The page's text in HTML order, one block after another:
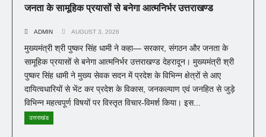
जनता के सामूहिक प्रयासों से बनेगा आत्मनिर्भर उत्तराखण्ड
ADMIN AUGUST 3, 2026
मुख्यमंत्री श्री पुष्कर सिंह धामी ने कहा— सरकार, संगठन और जनता के
सामूहिक प्रयासों से बनेगा आत्मनिर्भर उत्तराखण्ड देहरादून। मुख्यमंत्री श्री
पुष्कर सिंह धामी ने मुख्य सेवक सदन में प्रदेश के विभिन्न क्षेत्रों से आए
दायित्वधारियों से भेंट कर प्रदेश के विकास, जनकल्याण एवं जनहित से जुड़े
विभिन्न महत्वपूर्ण विषयों पर विस्तृत विचार-विमर्श किया। इस...
उत्तराखंड